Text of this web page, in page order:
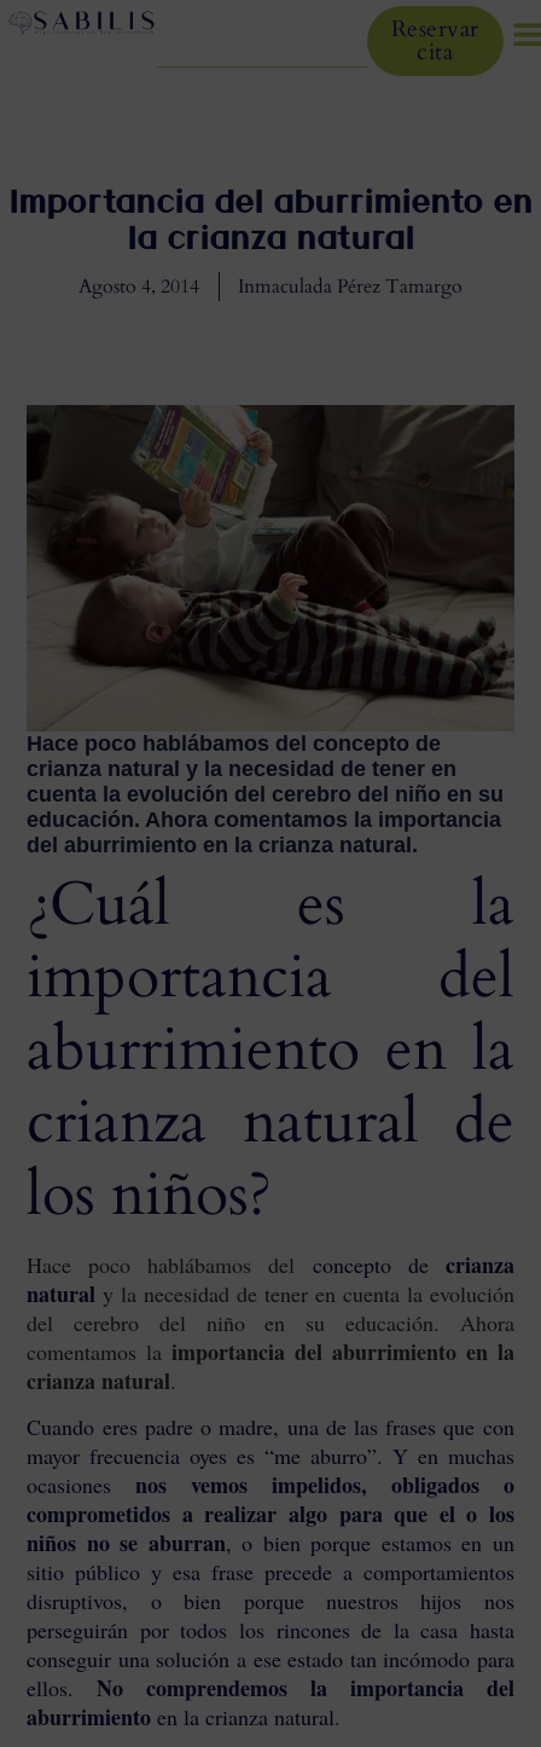
Reservar
cita
Importancia del aburrimiento en
la crianza natural
Agosto 4, 2014 Inmaculada Pérez Tamargo
Hace poco hablábamos del concepto de
crianza natural y la necesidad de tener en
cuenta la evolución del cerebro del niño en su
educación. Ahora comentamos la importancia
del aburrimiento en la crianza natural.
¿Cuál es la
importancia del
aburrimiento en la
crianza natural de
los niños?
Hace poco hablábamos del concepto de crianza
natural y la necesidad de tener en cuenta la evolución
del cerebro del niño en su educación. Ahora
comentamos la importancia del aburrimiento en la
crianza natural.
Cuando eres padre o madre, una de las frases que con
mayor frecuencia oyes es “me aburro”. Y en muchas
ocasionesnos vemos impelidos, obligados o
comprometidos a realizar algo para que el o los
niños no se aburran, o bien porque estamos en un
sitio público y esa frase precede a comportamientos
disruptivos, o bien porque nuestros hijos nos
perseguirán por todos los rincones de la casa hasta
conseguir una solución a ese estado tan incómodo para
ellos.No comprendemos la importancia del
aburrimiento en la crianza natural.